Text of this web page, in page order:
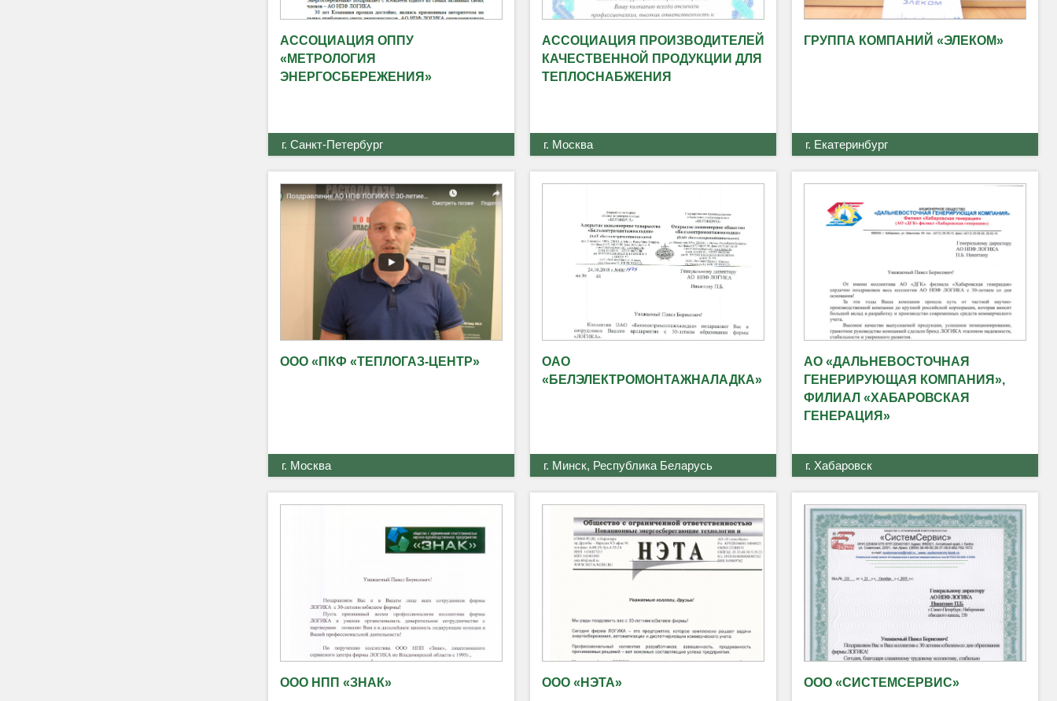
АССОЦИАЦИЯ ОППУ
«МЕТРОЛОГИЯ
ЭНЕРГОСБЕРЕЖЕНИЯ»
г. Санкт-Петербург
АССОЦИАЦИЯ ПРОИЗВОДИТЕЛЕЙ
КАЧЕСТВЕННОЙ ПРОДУКЦИИ ДЛЯ
ТЕПЛОСНАБЖЕНИЯ
г. Москва
ГРУППА КОМПАНИЙ «ЭЛЕКОМ»
г. Екатеринбург
ООО «ПКФ «ТЕПЛОГАЗ-ЦЕНТР»
г. Москва
ОАО
«БЕЛЭЛЕКТРОМОНТАЖНАЛАДКА»
г. Минск, Республика Беларусь
АО «ДАЛЬНЕВОСТОЧНАЯ
ГЕНЕРИРУЮЩАЯ КОМПАНИЯ»,
ФИЛИАЛ «ХАБАРОВСКАЯ
ГЕНЕРАЦИЯ»
г. Хабаровск
ООО НПП «ЗНАК» ООО «НЭТА» ООО «СИСТЕМСЕРВИС»